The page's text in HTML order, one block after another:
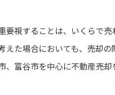
要視することは、いくらで
た場合においても、売却の
、富谷市を中心に不動産売